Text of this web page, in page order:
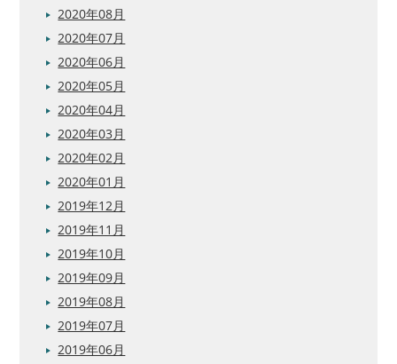
2020年08月
2020年07月
2020年06月
2020年05月
2020年04月
2020年03月
2020年02月
2020年01月
2019年12月
2019年11月
2019年10月
2019年09月
2019年08月
2019年07月
2019年06月